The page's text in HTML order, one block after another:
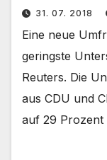
31. 07. 2018
Eine neue
geringste
Reuters. Die
aus CDU und
auf 29